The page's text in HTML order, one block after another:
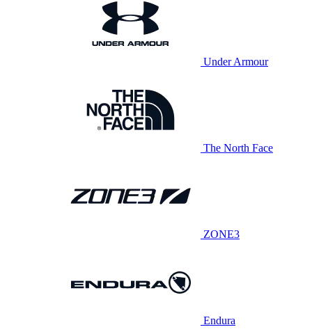
Under Armour
The North Face
ZONE3
Endura